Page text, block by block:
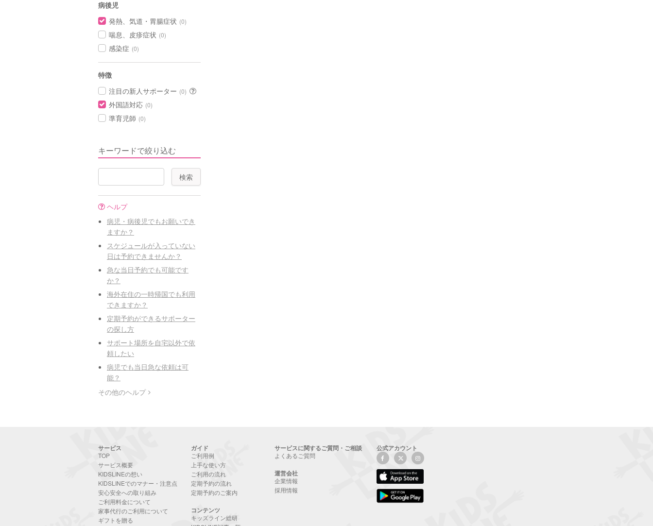
病後児
発熱、気道・胃腸症状 (0)
喘息、皮疹症状 (0)
感染症 (0)
特徴
注目の新人サポーター (0)
外国語対応 (0)
準育児師 (0)
キーワードで絞り込む
ヘルプ
病児・病後児でもお願いでき
ますか？
スケジュールが入っていない
日は予約できませんか？
急な当日予約でも可能です
か？
海外在住の一時帰国でも利用
できますか？
定期予約ができるサポーター
の探し方
サポート場所を自宅以外で依
頼したい
病児でも当日急な依頼は可
能？
その他のヘルプ
サービス
TOP
サービス概要
KIDSLINEの想い
KIDSLINEでのマナー・注意点
安心安全への取り組み
ご利用料金について
家事代行のご利用について
ギフトを贈る
ガイド
ご利用例
上手な使い方
ご利用の流れ
定期予約の流れ
定期予約のご案内
コンテンツ
キッズライン総研
サービスに関するご質問・ご相談
よくあるご質問
運営会社
企業情報
採用情報
公式アカウント